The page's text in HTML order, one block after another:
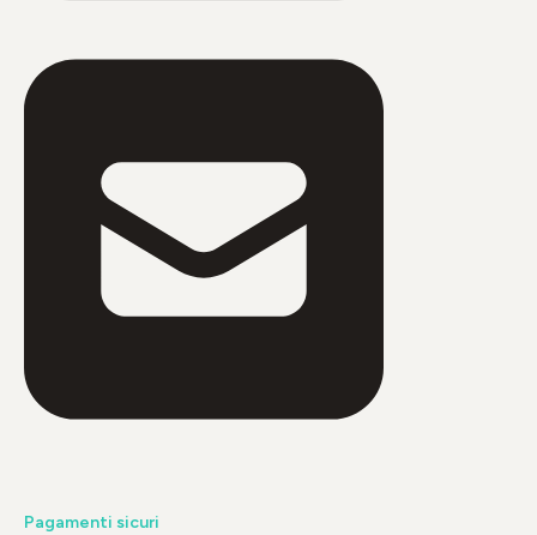
Pagamenti sicuri